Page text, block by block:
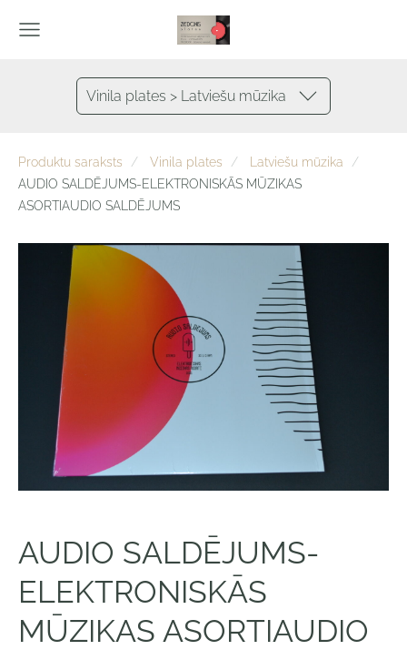
Vinila plates > Latviešu mūzika
Produktu saraksts Vinila plates
Latviešu mūzika
AUDIO SALDĒJUMS-ELEKTRONISKĀS MŪZIKAS
ASORTIAUDIO SALDĒJUMS
AUDIO SALDĒJUMS-
ELEKTRONISKĀS
MŪZIKAS ASORTIAUDIO